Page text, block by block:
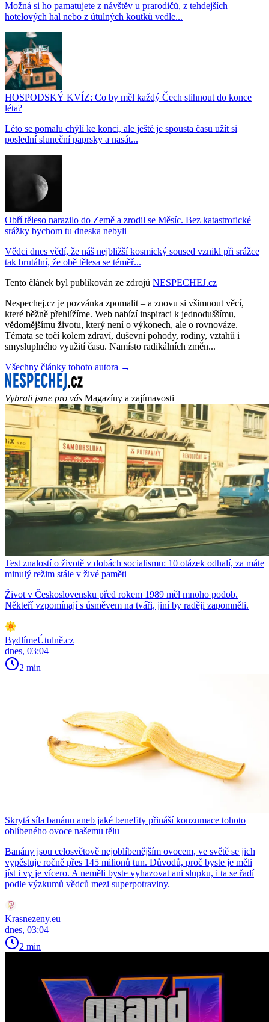
Možná si ho pamatujete z návštěv u prarodičů, z tehdejších
hotelových hal nebo z útulných koutků vedle...
HOSPODSKÝ KVÍZ: Co by měl každý Čech stihnout do konce
léta?
Léto se pomalu chýlí ke konci, ale ještě je spousta času užít si
poslední sluneční paprsky a nasát...
Obří těleso narazilo do Země a zrodil se Měsíc. Bez katastrofické
srážky bychom tu dneska nebyli
Vědci dnes vědí, že náš nejbližší kosmický soused vznikl při srážce
tak brutální, že obě tělesa se téměř...
Tento článek byl publikován ze zdrojů NESPECHEJ.cz
Nespechej.cz je pozvánka zpomalit – a znovu si všimnout věcí,
které běžně přehlížíme. Web nabízí inspiraci k jednoduššímu,
vědomějšímu životu, který není o výkonech, ale o rovnováze.
Témata se točí kolem zdraví, duševní pohody, rodiny, vztahů i
smysluplného využití času. Namísto radikálních změn...
Všechny články tohoto autora →
Vybrali jsme pro vás Magazíny a zajímavosti
Test znalostí o životě v dobách socialismu: 10 otázek odhalí, za máte
minulý režim stále v živé paměti
Život v Československu před rokem 1989 měl mnoho podob.
Někteří vzpomínají s úsměvem na tváři, jiní by raději zapomněli.
BydlímeÚtulně.cz
dnes, 03:04
2 min
Skrytá síla banánu aneb jaké benefity přináší konzumace tohoto
oblíbeného ovoce našemu tělu
Banány jsou celosvětově nejoblíbenějším ovocem, ve světě se jich
vypěstuje ročně přes 145 milionů tun. Důvodů, proč byste je měli
jíst i vy je vícero. A neměli byste vyhazovat ani slupku, i ta se řadí
podle výzkumů vědců mezi superpotraviny.
Krasnezeny.eu
dnes, 03:04
2 min